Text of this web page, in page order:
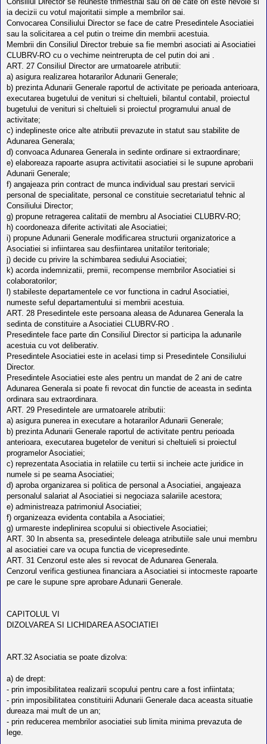
ia decizii cu votul majoritatii simple a membrilor sai.
Convocarea Consiliului Director se face de catre Presedintele Asociatiei
sau la solicitarea a cel putin o treime din membrii acestuia.
Membrii din Consiliul Director trebuie sa fie membri asociati ai Asociatiei
CLUBRV-RO cu o vechime neintrerupta de cel putin doi ani .
ART. 27 Consiliul Director are urmatoarele atributii:
a) asigura realizarea hotararilor Adunarii Generale;
b) prezinta Adunarii Generale raportul de activitate pe perioada anterioara,
executarea bugetului de venituri si cheltuieli, bilantul contabil, proiectul
bugetului de venituri si cheltuieli si proiectul programului anual de
activitate;
c) indeplineste orice alte atributii prevazute in statut sau stabilite de
Adunarea Generala;
d) convoaca Adunarea Generala in sedinte ordinare si extraordinare;
e) elaboreaza rapoarte asupra activitatii asociatiei si le supune aprobarii
Adunarii Generale;
f) angajeaza prin contract de munca individual sau prestari servicii
personal de specialitate, personal ce constituie secretariatul tehnic al
Consiliului Director;
g) propune retragerea calitatii de membru al Asociatiei CLUBRV-RO;
h) coordoneaza diferite activitati ale Asociatiei;
i) propune Adunarii Generale modificarea structurii organizatorice a
Asociatiei si infiintarea sau desfiintarea unitatilor teritoriale;
j) decide cu privire la schimbarea sediului Asociatiei;
k) acorda indemnizatii, premii, recompense membrilor Asociatiei si
colaboratorilor;
l) stabileste departamentele ce vor functiona in cadrul Asociatiei,
numeste seful departamentului si membrii acestuia.
ART. 28 Presedintele este persoana aleasa de Adunarea Generala la
sedinta de constituire a Asociatiei CLUBRV-RO .
Presedintele face parte din Consiliul Director si participa la adunarile
acestuia cu vot deliberativ.
Presedintele Asociatiei este in acelasi timp si Presedintele Consiliului
Director.
Presedintele Asociatiei este ales pentru un mandat de 2 ani de catre
Adunarea Generala si poate fi revocat din functie de aceasta in sedinta
ordinara sau extraordinara.
ART. 29 Presedintele are urmatoarele atributii:
a) asigura punerea in executare a hotararilor Adunarii Generale;
b) prezinta Adunarii Generale raportul de activitate pentru perioada
anterioara, executarea bugetelor de venituri si cheltuieli si proiectul
programelor Asociatiei;
c) reprezentata Asociatia in relatiile cu tertii si incheie acte juridice in
numele si pe seama Asociatiei;
d) aproba organizarea si politica de personal a Asociatiei, angajeaza
personalul salariat al Asociatiei si negociaza salariile acestora;
e) administreaza patrimoniul Asociatiei;
f) organizeaza evidenta contabila a Asociatiei;
g) urmareste indeplinirea scopului si obiectivele Asociatiei;
ART. 30 In absenta sa, presedintele deleaga atributiile sale unui membru
al asociatiei care va ocupa functia de vicepresedinte.
ART. 31 Cenzorul este ales si revocat de Adunarea Generala.
Cenzorul verifica gestiunea financiara a Asociatiei si intocmeste rapoarte
pe care le supune spre aprobare Adunarii Generale.
CAPITOLUL VI
DIZOLVAREA SI LICHIDAREA ASOCIATIEI
ART.32 Asociatia se poate dizolva:
a) de drept:
- prin imposibilitatea realizarii scopului pentru care a fost infiintata;
- prin imposibilitatea constituirii Adunarii Generale daca aceasta situatie
dureaza mai mult de un an;
- prin reducerea membrilor asociatiei sub limita minima prevazuta de
lege.